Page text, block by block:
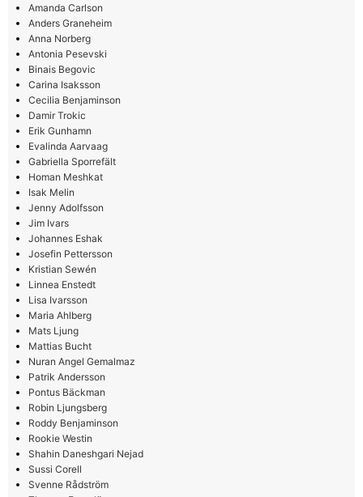
Amanda Carlson
Anders Graneheim
Anna Norberg
Antonia Pesevski
Binais Begovic
Carina Isaksson
Cecilia Benjaminson
Damir Trokic
Erik Gunhamn
Evalinda Aarvaag
Gabriella Sporrefält
Homan Meshkat
Isak Melin
Jenny Adolfsson
Jim Ivars
Johannes Eshak
Josefin Pettersson
Kristian Sewén
Linnea Enstedt
Lisa Ivarsson
Maria Ahlberg
Mats Ljung
Mattias Bucht
Nuran Angel Gemalmaz
Patrik Andersson
Pontus Bäckman
Robin Ljungsberg
Roddy Benjaminson
Rookie Westin
Shahin Daneshgari Nejad
Sussi Corell
Svenne Rådström